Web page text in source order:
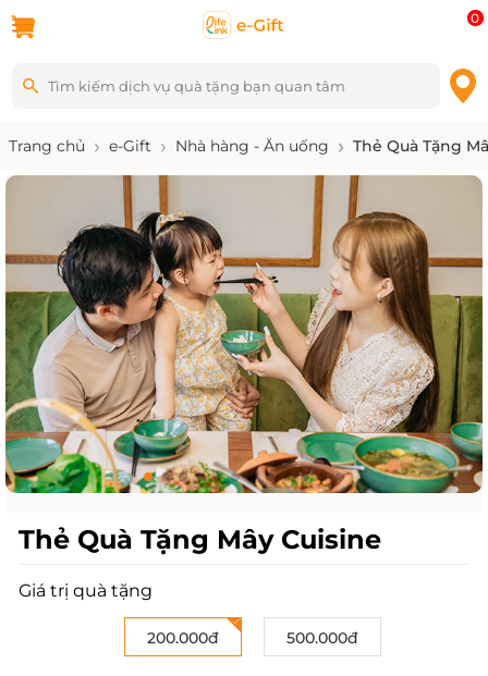
0
Trang chủ e-Gift Nhà hàng - Ăn uống Thẻ Quà Tặng
Thẻ Quà Tặng Mây Cuisine
Giá trị quà tặng
200.000đ 500.000đ